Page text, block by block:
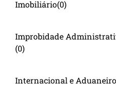
Imobiliário(0)
Improbidade
(0)
Internacional e Aduaneiro